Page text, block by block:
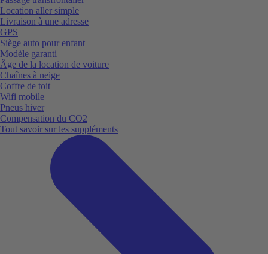
Location aller simple
Livraison à une adresse
GPS
Siège auto pour enfant
Modèle garanti
Âge de la location de voiture
Chaînes à neige
Coffre de toit
Wifi mobile
Pneus hiver
Compensation du CO2
Tout savoir sur les suppléments